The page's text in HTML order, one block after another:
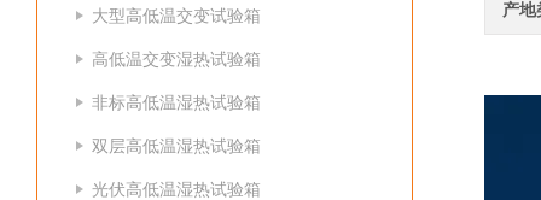
大型高低温交变试验箱
高低温交变湿热试验箱
非标高低温湿热试验箱
双层高低温湿热试验箱
光伏高低温湿热试验箱
产地